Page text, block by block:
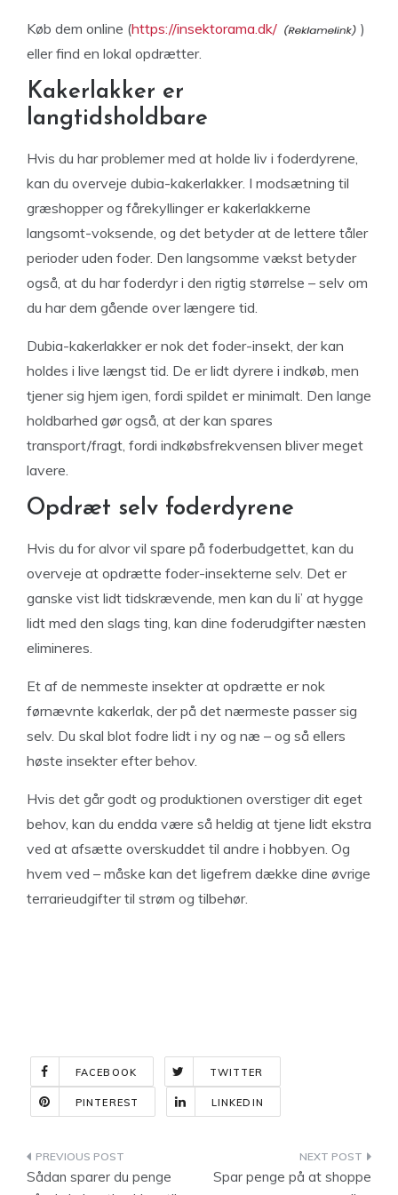
Køb dem online (https://insektorama.dk/
)
eller find en lokal opdrætter.
Kakerlakker er
langtidsholdbare
Hvis du har problemer med at holde liv i foderdyrene,
kan du overveje dubia-kakerlakker. I modsætning til
græshopper og fårekyllinger er kakerlakkerne
langsomt-voksende, og det betyder at de lettere tåler
perioder uden foder. Den langsomme vækst betyder
også, at du har foderdyr i den rigtig størrelse – selv om
du har dem gående over længere tid.
Dubia-kakerlakker er nok det foder-insekt, der kan
holdes i live længst tid. De er lidt dyrere i indkøb, men
tjener sig hjem igen, fordi spildet er minimalt. Den lange
holdbarhed gør også, at der kan spares
transport/fragt, fordi indkøbsfrekvensen bliver meget
lavere.
Opdræt selv foderdyrene
Hvis du for alvor vil spare på foderbudgettet, kan du
overveje at opdrætte foder-insekterne selv. Det er
ganske vist lidt tidskrævende, men kan du li’ at hygge
lidt med den slags ting, kan dine foderudgifter næsten
elimineres.
Et af de nemmeste insekter at opdrætte er nok
førnævnte kakerlak, der på det nærmeste passer sig
selv. Du skal blot fodre lidt i ny og næ – og så ellers
høste insekter efter behov.
Hvis det går godt og produktionen overstiger dit eget
behov, kan du endda være så heldig at tjene lidt ekstra
ved at afsætte overskuddet til andre i hobbyen. Og
hvem ved – måske kan det ligefrem dække dine øvrige
terrarieudgifter til strøm og tilbehør.
FACEBOOK TWITTER
PINTEREST LINKEDIN
Indlægsnavigation
Sådan sparer du penge
Spar penge på at shoppe